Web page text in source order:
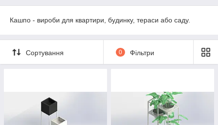
Кашпо - вироби для квартири, будинку, тераси або саду.
Сортування 0 Фільтри